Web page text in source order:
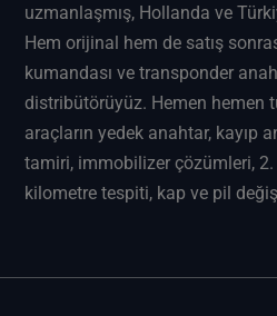
uzmanlaşmış, Hollanda ve
Hem orijinal hem de satış
kumandası ve transponder
distribütörüyüz. Hemen hemen
araçların yedek anahtar, kayıp
tamiri, immobilizer çözümleri,
kilometre tespiti, kap ve pil